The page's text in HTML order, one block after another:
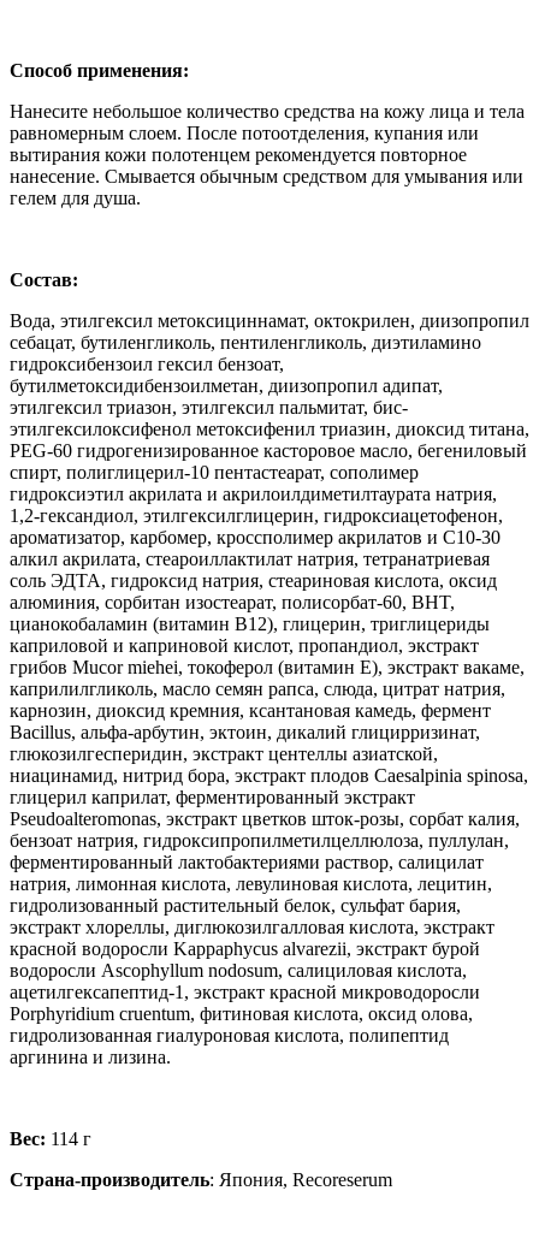
Способ применения:
Нанесите небольшое количество средства на кожу лица и тела
равномерным слоем. После потоотделения, купания или
вытирания кожи полотенцем рекомендуется повторное
нанесение. Смывается обычным средством для умывания или
гелем для душа.
Состав:
Вода, этилгексил метоксициннамат, октокрилен, диизопропил
себацат, бутиленгликоль, пентиленгликоль, диэтиламино
гидроксибензоил гексил бензоат,
бутилметоксидибензоилметан, диизопропил адипат,
этилгексил триазон, этилгексил пальмитат, бис-
этилгексилоксифенол метоксифенил триазин, диоксид титана,
PEG-60 гидрогенизированное касторовое масло, бегениловый
спирт, полиглицерил-10 пентастеарат, сополимер
гидроксиэтил акрилата и акрилоилдиметилтаурата натрия,
1,2-гександиол, этилгексилглицерин, гидроксиацетофенон,
ароматизатор, карбомер, кроссполимер акрилатов и C10-30
алкил акрилата, стеароиллактилат натрия, тетранатриевая
соль ЭДТА, гидроксид натрия, стеариновая кислота, оксид
алюминия, сорбитан изостеарат, полисорбат-60, BHT,
цианокобаламин (витамин B12), глицерин, триглицериды
каприловой и каприновой кислот, пропандиол, экстракт
грибов Mucor miehei, токоферол (витамин Е), экстракт вакаме,
каприлилгликоль, масло семян рапса, слюда, цитрат натрия,
карнозин, диоксид кремния, ксантановая камедь, фермент
Bacillus, альфа-арбутин, эктоин, дикалий глицирризинат,
глюкозилгесперидин, экстракт центеллы азиатской,
ниацинамид, нитрид бора, экстракт плодов Caesalpinia spinosa,
глицерил каприлат, ферментированный экстракт
Pseudoalteromonas, экстракт цветков шток-розы, сорбат калия,
бензоат натрия, гидроксипропилметилцеллюлоза, пуллулан,
ферментированный лактобактериями раствор, салицилат
натрия, лимонная кислота, левулиновая кислота, лецитин,
гидролизованный растительный белок, сульфат бария,
экстракт хлореллы, диглюкозилгалловая кислота, экстракт
красной водоросли Kappaphycus alvarezii, экстракт бурой
водоросли Ascophyllum nodosum, салициловая кислота,
ацетилгексапептид-1, экстракт красной микроводоросли
Porphyridium cruentum, фитиновая кислота, оксид олова,
гидролизованная гиалуроновая кислота, полипептид
аргинина и лизина.
Вес: 114 г
Страна-производитель: Япония, Recoreserum